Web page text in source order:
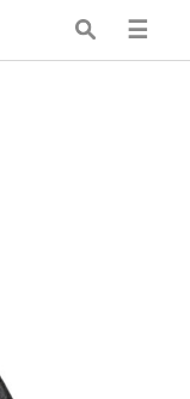
☰